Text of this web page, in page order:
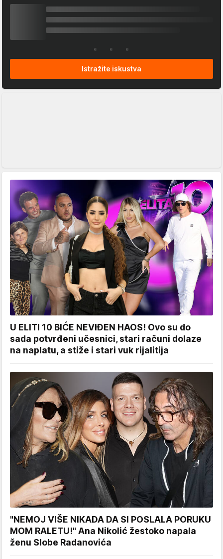
Istražite iskustva
U ELITI 10 BIĆE NEVIĐEN HAOS! Ovo su do
sada potvrđeni učesnici, stari računi dolaze
na naplatu, a stiže i stari vuk rijalitija
"NEMOJ VIŠE NIKADA DA SI POSLALA PORUKU
MOM RALETU!" Ana Nikolić žestoko napala
ženu Slobe Radanovića